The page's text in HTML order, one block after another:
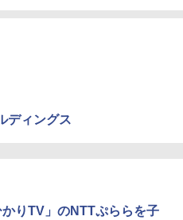
ディングス
かりTV」のNTTぷららを子